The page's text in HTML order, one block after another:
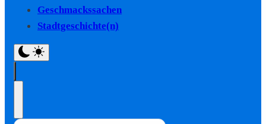
Geschmackssachen
Stadtgeschichte(n)